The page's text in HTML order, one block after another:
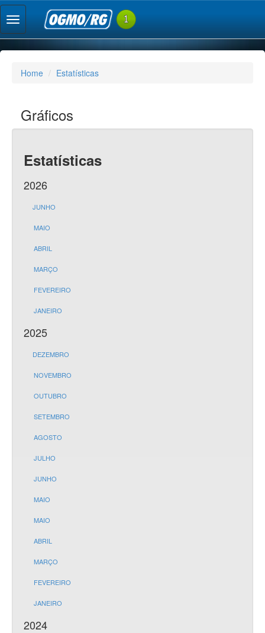
Home Estatísticas
Gráficos
Estatísticas
2026
JUNHO
MAIO
ABRIL
MARÇO
FEVEREIRO
JANEIRO
2025
DEZEMBRO
NOVEMBRO
OUTUBRO
SETEMBRO
AGOSTO
JULHO
JUNHO
MAIO
MAIO
ABRIL
MARÇO
FEVEREIRO
JANEIRO
2024